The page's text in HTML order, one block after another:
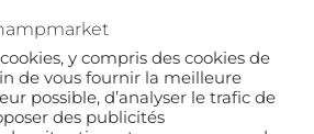
du champagne
Pour les particuliers
Pour les entreprises
droits réservés. Champmarket.
y compris des cookies de
de vous fournir la meilleure
possible, d’analyser le trafic de
des publicités